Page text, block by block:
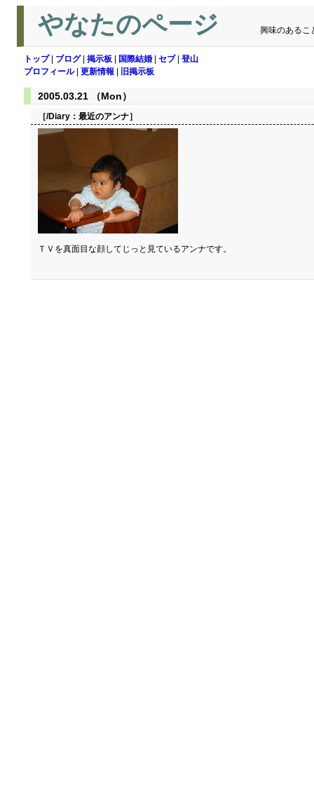
やなたのページ 興味のあるこ
トップ| ブログ| 掲示板 国際結婚 セブ| 登山
プロフィール| 更新情報 旧掲示板
2005.03.21 （Mon）
［/Diary： 最近のアンナ］
ＴＶを真面目な顔してじっと見ているアンナです。